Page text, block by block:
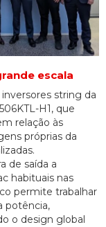
escala
string da
H1, que
relação às
próprias da
de saída a
habituais nas
permite trabalhar
potência,
o design global